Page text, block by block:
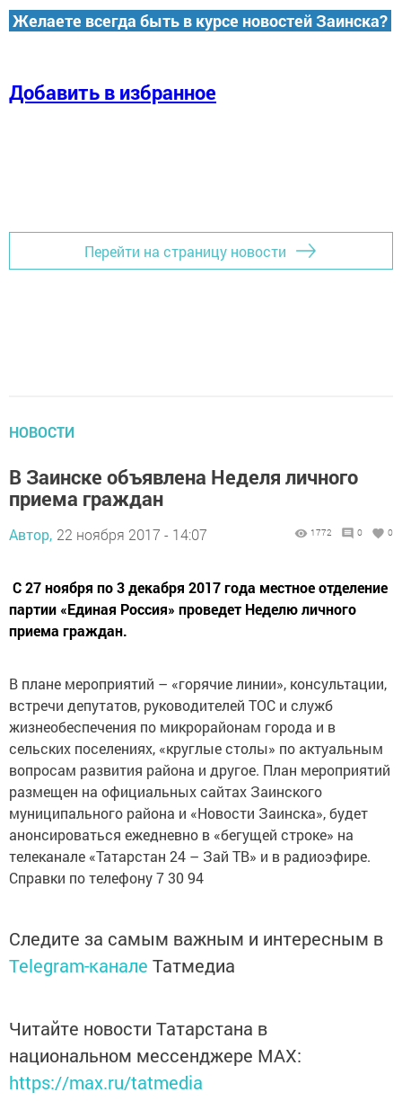
Желаете всегда быть в курсе новостей Заинска?
Добавить в избранное
Перейти на страницу новости
НОВОСТИ
В Заинске объявлена Неделя личного
приема граждан
Автор, 22 ноября 2017 - 14:07 1772 0 0
С 27 ноября по 3 декабря 2017 года местное отделение
партии «Единая Россия» проведет Неделю личного
приема граждан.
В плане мероприятий – «горячие линии», консультации,
встречи депутатов, руководителей ТОС и служб
жизнеобеспечения по микрорайонам города и в
сельских поселениях, «круглые столы» по актуальным
вопросам развития района и другое. План мероприятий
размещен на официальных сайтах Заинского
муниципального района и «Новости Заинска», будет
анонсироваться ежедневно в «бегущей строке» на
телеканале «Татарстан 24 – Зай ТВ» и в радиоэфире.
Справки по телефону 7 30 94
Следите за самым важным и интересным в
Telegram-канале Татмедиа
Читайте новости Татарстана в
национальном мессенджере MАХ:
https://max.ru/tatmedia